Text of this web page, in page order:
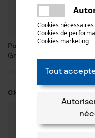
Pantalon outdoor Seeland
Grizzly Marron
CHF 99.90 *
Cookies nécessaires
Cookies de
Cookies marketing
Tout
Une erreur
essayer
partager
mail